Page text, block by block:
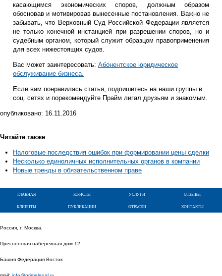
касающимся экономических споров, должным образом
обосновав и мотивировав вынесенные постановления. Важно не
забывать, что Верховный Суд Российской Федерации является
не только конечной инстанцией при разрешении споров, но и
судебным органом, который служит образцом правоприменения
для всех нижестоящих судов.
Вас может заинтересовать: Абонентское юридическое
обслуживание бизнеса.
Если вам понравилась статья, подпишитесь на наши группы в
соц. сетях и порекомендуйте Прайм лигал друзьям и знакомым.
опубликовано: 16.11.2016
Читайте также
Налоговые последствия ошибок при формировании цены сделки
Несколько единоличных исполнительных органов в компании
Новые тренды в обязательственном праве
главная юристы услуги
отзывы
клиенты
публикации отрасли контакты
Россия, г. Москва,
Пресненская набережная дом 12
Башня Федерация Восток